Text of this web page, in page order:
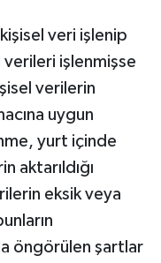
veri işlenip
işlenmişse
verilerin
uygun
yurt içinde
aktarıldığı
eksik veya
öngörülen şartlar